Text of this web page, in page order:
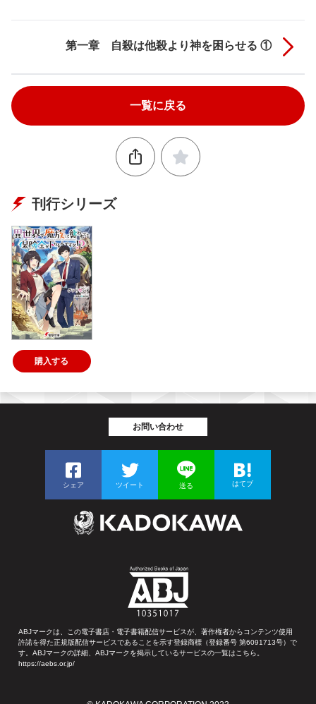
第一章 自殺は他殺より神を困らせる ①
一覧に戻る
刊行シリーズ
購入する
お問い合わせ
シェア ツイート 送る はてブ
ABJマークは、この電子書店・電子書籍配信サービスが、著作権者からコンテンツ使用
許諾を得た正規版配信サービスであることを示す登録商標（登録番号 第6091713号）で
す。ABJマークの詳細、ABJマークを掲示しているサービスの一覧はこちら。
https://aebs.or.jp/